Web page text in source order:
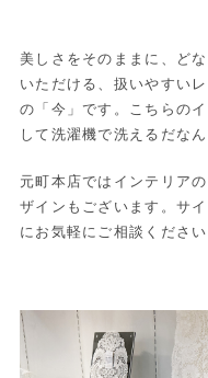
美しさをそのままに、ど
いただける、扱いやすい
の「今」です。こちらの
して洗濯機で洗えるだな
元町本店ではインテリア
ザインもございます。サ
にお気軽にご相談ください